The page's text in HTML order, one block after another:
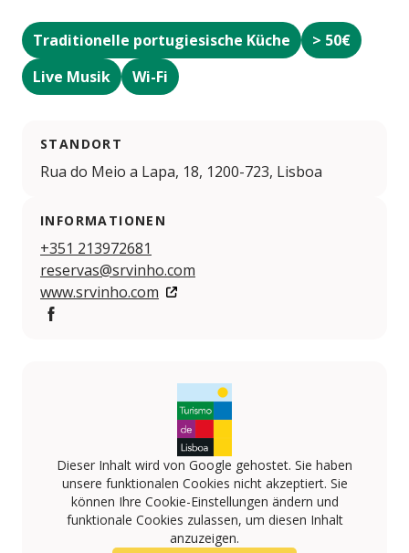
Traditionelle portugiesische Küche
> 50€
Live Musik
Wi-Fi
STANDORT
Rua do Meio a Lapa, 18, 1200-723, Lisboa
INFORMATIONEN
+351 213972681
reservas@srvinho.com
www.srvinho.com
Dieser Inhalt wird von Google gehostet. Sie haben
unsere funktionalen Cookies nicht akzeptiert. Sie
können Ihre Cookie-Einstellungen ändern und
funktionale Cookies zulassen, um diesen Inhalt
anzuzeigen.